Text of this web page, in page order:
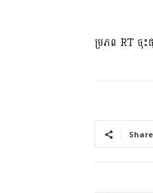
ប្រភព RT ចុះ
Share